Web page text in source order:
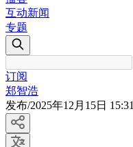
互动新闻
专题
订阅
郑智浩
发布/2025年12月15日 15:31